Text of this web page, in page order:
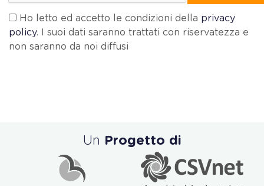
Ho letto ed accetto le condizioni della privacy
policy. I suoi dati saranno trattati con riservatezza e
non saranno da noi diffusi
Un Progetto di